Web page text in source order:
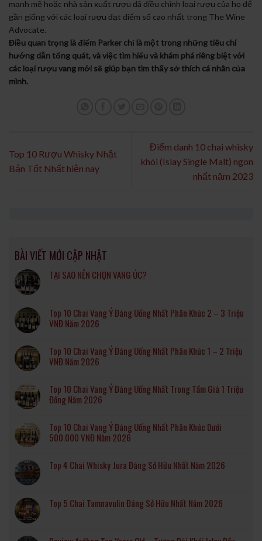
mạnh mẽ hoặc nhà sản xuất rượu đã điều chỉnh loại rượu của họ để
gần giống với các loại rượu đạt điểm số cao nhất trong The Wine
Advocate.
Điều quan trọng là điểm Parker chỉ là một trong những tiêu chí
hướng dẫn tổng quát, và việc tìm hiểu và khám phá riêng biệt với
các loại rượu vang mới sẽ giúp bạn tìm thấy sở thích cá nhân của
mình.
Top 10 Rượu Whisky Nhật
Bản Tốt Nhất hiện nay
Điểm danh 10 chai whisky
khói (Islay Single Malt) ngon
nhất năm 2023
BÀI VIẾT MỚI CẬP NHẬT
TẠI SAO NÊN CHỌN VANG ÚC?
Top 10 Chai Vang Ý Đáng Uống Nhất Phân Khúc 2 – 3 Triệu
VNĐ Năm 2026
Top 10 Chai Vang Ý Đáng Uống Nhất Phân Khúc 1 – 2 Triệu
VNĐ Năm 2026
Top 10 Chai Vang Ý Đáng Uống Nhất Trong Tầm Giá 1 Triệu
Đồng Năm 2026
Top 10 Chai Vang Ý Đáng Uống Nhất Phân Khúc Dưới
500.000 VNĐ Năm 2026
Top 4 Chai Whisky Jura Đáng Sở Hữu Nhất Năm 2026
Top 5 Chai Tamnavulin Đáng Sở Hữu Nhất Năm 2026